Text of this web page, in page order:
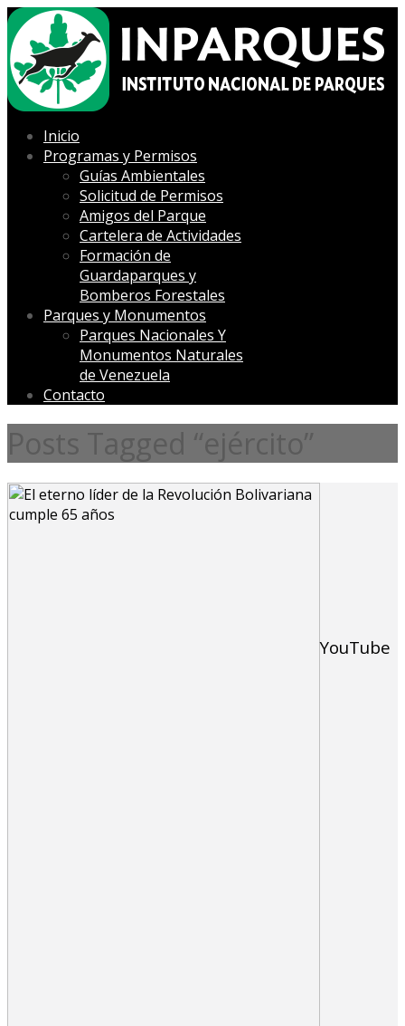
Inicio
Programas y Permisos
Guías Ambientales
Solicitud de Permisos
Amigos del Parque
Cartelera de Actividades
Formación de
Guardaparques y
Bomberos Forestales
Parques y Monumentos
Parques Nacionales Y
Monumentos Naturales
de Venezuela
Contacto
Posts Tagged “ejército”
YouTube